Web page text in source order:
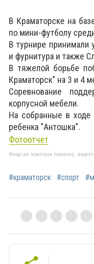
В Краматорске на
по мини-футболу
В турнире
и фурнитура и также
В тяжелой борьбе
Краматорск" на 3 и 4
Соревнование
корпусной мебели.
На собранные в
ребенка "Антошка".
Фотоотчет
Якщо ви помітили помилку,
#краматорск #спорт